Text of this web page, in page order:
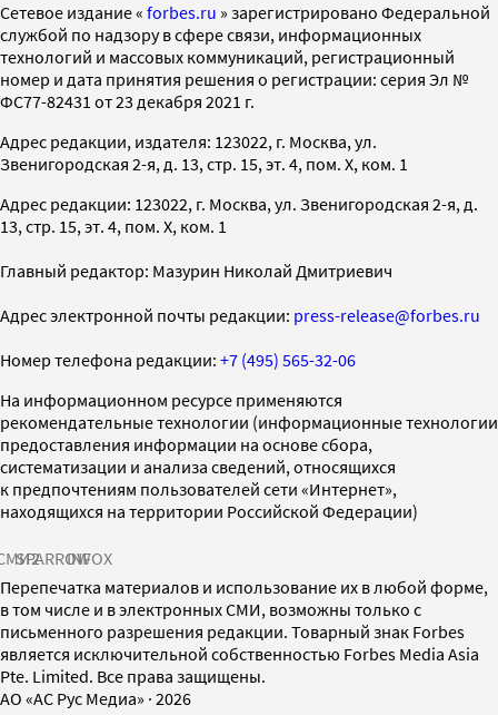
Cетевое издание « forbes.ru » зарегистрировано Федеральной
службой по надзору в сфере связи, информационных
технологий и массовых коммуникаций, регистрационный
номер и дата принятия решения о регистрации: серия Эл №
ФС77-82431 от 23 декабря 2021 г.
Адрес редакции, издателя: 123022, г. Москва, ул.
Звенигородская 2-я, д. 13, стр. 15, эт. 4, пом. X, ком. 1
Адрес редакции: 123022, г. Москва, ул. Звенигородская 2-я, д.
13, стр. 15, эт. 4, пом. X, ком. 1
Главный редактор: Мазурин Николай Дмитриевич
Адрес электронной почты редакции: press-release@forbes.ru
Номер телефона редакции: +7 (495) 565-32-06
На информационном ресурсе применяются
рекомендательные технологии (информационные технологии
предоставления информации на основе сбора,
систематизации и анализа сведений, относящихся
к предпочтениям пользователей сети «Интернет»,
находящихся на территории Российской Федерации)
SPARROWINFOX
Перепечатка материалов и использование их в любой форме,
в том числе и в электронных СМИ, возможны только с
письменного разрешения редакции. Товарный знак Forbes
является исключительной собственностью Forbes Media Asia
Pte. Limited. Все права защищены.
AO «АС Рус Медиа» · 2026